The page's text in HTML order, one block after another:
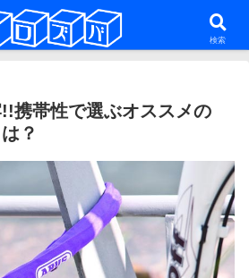
ロ・グラベルロードを話題にした雑多な自転車
系ブログ
携帯性で選ぶオススメの
？
検索